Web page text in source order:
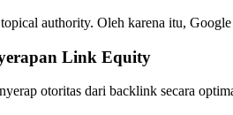
authority. Oleh karena itu,
Link Equity
otoritas dari backlink secara